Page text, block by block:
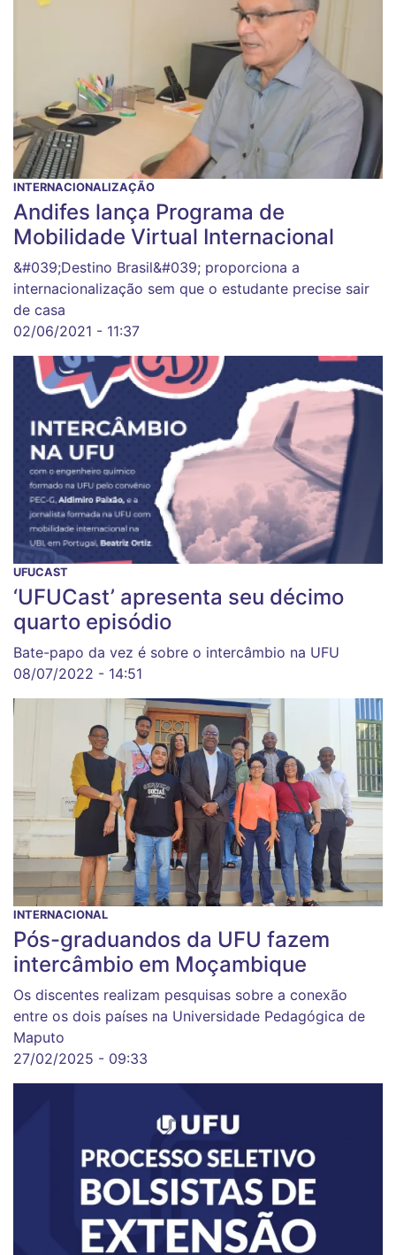
INTERNACIONALIZAÇÃO
Andifes lança Programa de
Mobilidade Virtual Internacional
&#039;Destino Brasil&#039; proporciona a
internacionalização sem que o estudante precise sair
de casa
02/06/2021 - 11:37
UFUCAST
‘UFUCast’ apresenta seu décimo
quarto episódio
Bate-papo da vez é sobre o intercâmbio na UFU
08/07/2022 - 14:51
INTERNACIONAL
Pós-graduandos da UFU fazem
intercâmbio em Moçambique
Os discentes realizam pesquisas sobre a conexão
entre os dois países na Universidade Pedagógica de
Maputo
27/02/2025 - 09:33